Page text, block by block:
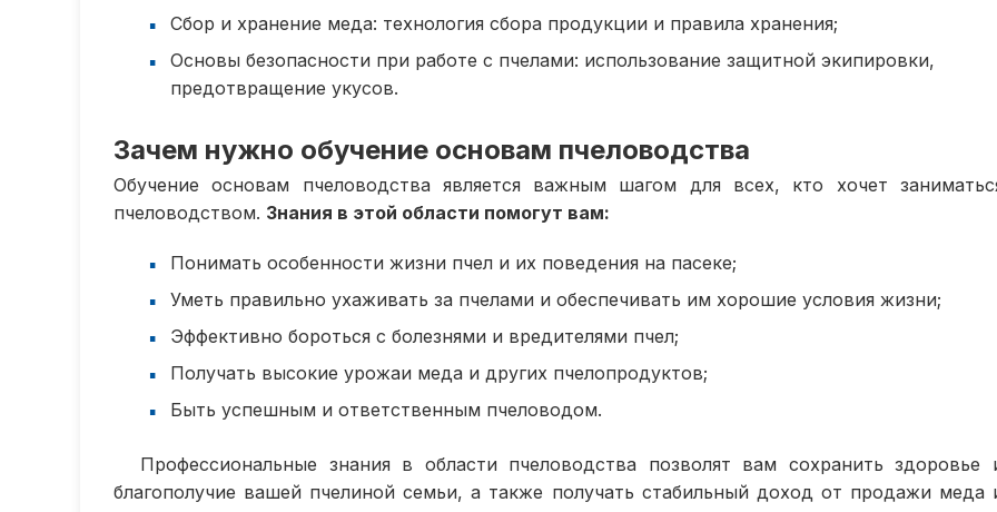
Сбор и хранение меда: технология сбора продукции и правила хранения;
Основы безопасности при работе с пчелами: использование защитной экипировки,
предотвращение укусов.
Зачем нужно обучение основам пчеловодства
Обучение основам пчеловодства является важным шагом для всех, кто хочет
пчеловодством. Знания в этой области помогут вам:
Понимать особенности жизни пчел и их поведения на пасеке;
Уметь правильно ухаживать за пчелами и обеспечивать им хорошие условия жизни;
Эффективно бороться с болезнями и вредителями пчел;
Получать высокие урожаи меда и других пчелопродуктов;
Быть успешным и ответственным пчеловодом.
Профессиональные знания в области пчеловодства позволят вам сохранить здоровье
благополучие вашей пчелиной семьи, а также получать стабильный доход от продажи меда